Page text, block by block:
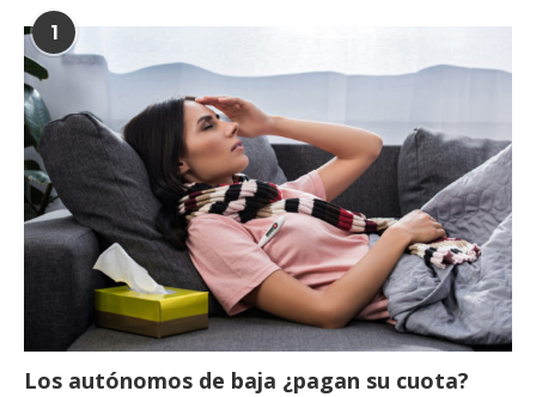
1
Los autónomos de baja ¿pagan su cuota?